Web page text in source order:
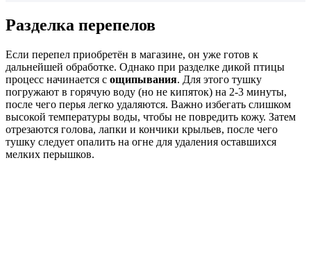
Разделка перепелов
Если перепел приобретён в магазине, он уже готов к
дальнейшей обработке. Однако при разделке дикой птицы
процесс начинается с ощипывания. Для этого тушку
погружают в горячую воду (но не кипяток) на 2-3 минуты,
после чего перья легко удаляются. Важно избегать слишком
высокой температуры воды, чтобы не повредить кожу. Затем
отрезаются голова, лапки и кончики крыльев, после чего
тушку следует опалить на огне для удаления оставшихся
мелких перышков.